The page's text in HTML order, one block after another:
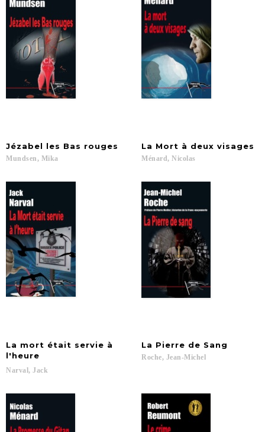
Jézabel les Bas rouges
Mundsen, Mika
La Mort à deux visages
Ménard, Nicolas
La mort était servie à
l'heure
Narval, Jack
La Pierre de Sang
Roche, Jean-Michel